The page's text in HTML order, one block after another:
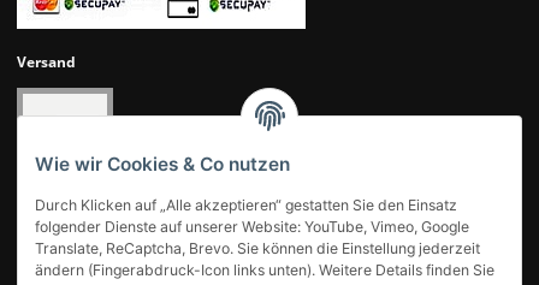
Wie wir Cookies & Co nutzen
Durch Klicken auf „Alle akzeptieren“ gestatten Sie den Einsatz
folgender Dienste auf unserer Website: YouTube, Vimeo, Google
Translate, ReCaptcha, Brevo. Sie können die Einstellung jederzeit
ändern (Fingerabdruck-Icon links unten). Weitere Details finden Sie
Versand
UNSERE KUNDENBEWERTUNGEN